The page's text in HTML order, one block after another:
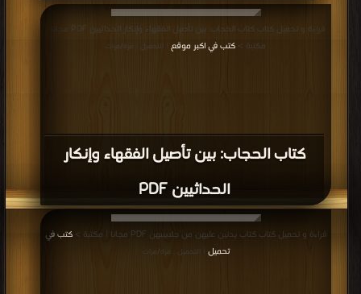
كتاب الحجاب: بين تأصيل الفقهاء وإنكار
الحداثيين PDF
قراءة و تحميل كتاب كتاب الحجاب: بين تأصيل الفقهاء وإنكار الحداثيين PDF مجانا |
مكتبة > كتب في اكبر موقع | التحميل : مرة/مرات
قراءة و تحميل كتاب كتاب يدنين عليهن من جلابيبهن PDF مجانا | مكتبة >
كتب في
تحميل
| التحميل : مرة/مرات